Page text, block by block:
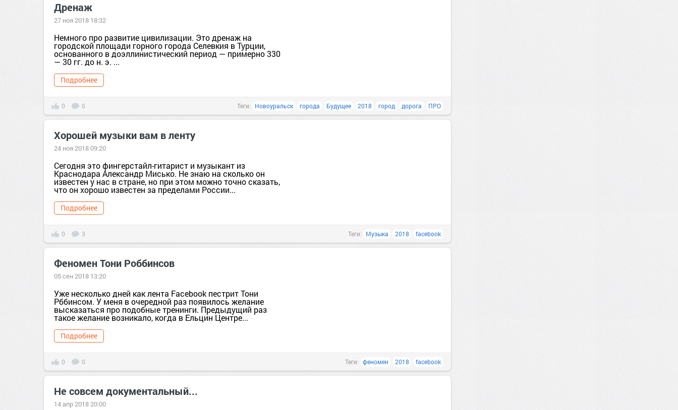
Дренаж
27 ноя 2018 18:32
Немного про развитие цивилизации. Это дренаж на
городской площади горного города Селевкия в Турции,
основанного в доэллинистический период — примерно 330
— 30 гг. до н. э. ...
Подробнее
0 0 Теги: Новоуральск города Будущее 2018 город дорога ПРО
Хорошей музыки вам в ленту
24 ноя 2018 09:20
Сегодня это фингерстайл-гитарист и музыкант из
Краснодара Александр Мисько. Не знаю на сколько он
известен у нас в стране, но при этом можно точно сказать,
что он хорошо известен за пределами России...
Подробнее
0 3 Теги: Музыка 2018 facebook
Феномен Тони Роббинсов
05 сен 2018 13:20
Уже несколько дней как лента Facebook пестрит Тони
Рббинсом. У меня в очередной раз появилось желание
высказаться про подобные тренинги. Предыдущий раз
такое желание возникало, когда в Ельцин Центре...
Подробнее
0 0 Теги: феномен 2018 facebook
Не совсем документальный...
14 апр 2018 20:00